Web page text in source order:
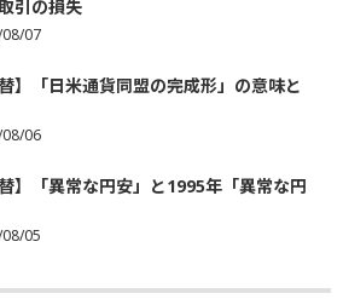
引の損失
07
替】「日米通貨同盟の完成形」の意味と
06
替】「異常な円安」と1995年「異常な円
05